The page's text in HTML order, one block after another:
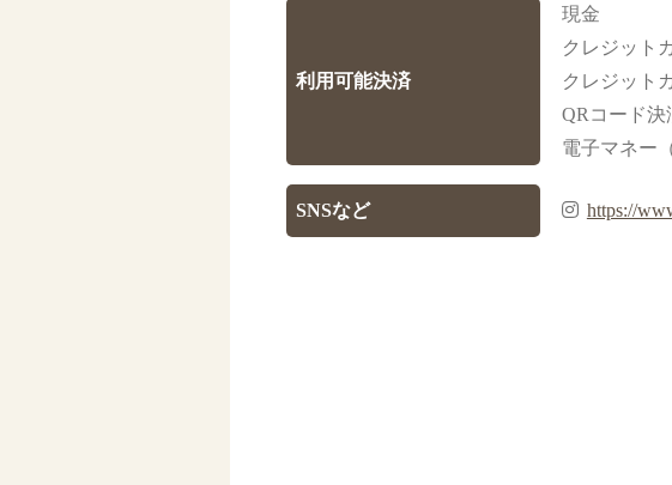
利用可能決済
現金
クレジット
クレジット
QRコード決
電子マネー（
SNSなど https://